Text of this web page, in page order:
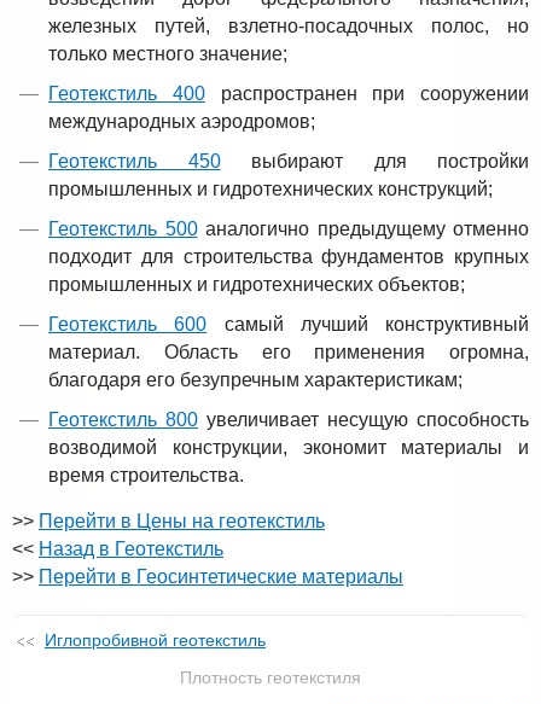
железных путей, взлетно-посадочных полос, но
только местного значение;
Геотекстиль 400распространен при сооружении
международных аэродромов;
Геотекстиль 450выбирают для постройки
промышленных и гидротехнических конструкций;
Геотекстиль 500аналогично предыдущему отменно
подходит для строительства фундаментов крупных
промышленных и гидротехнических объектов;
Геотекстиль 600 самый лучший конструктивный
материал. Область его применения огромна,
благодаря его безупречным характеристикам;
Геотекстиль 800 увеличивает несущую способность
возводимой конструкции, экономит материалы и
время строительства.
>> Перейти в Цены на геотекстиль
<< Назад в Геотекстиль
>> Перейти в Геосинтетические материалы
Иглопробивной геотекстиль
Плотность геотекстиля